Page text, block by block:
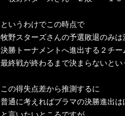
というわけでこの時点で
牧野スターズさんの予選敗退のみ
決勝トーナメントへ進出する２チー
最終戦が終わるまで決まらないとい
この得失点差から推測するに
普通に考えればブラマの決勝進出は